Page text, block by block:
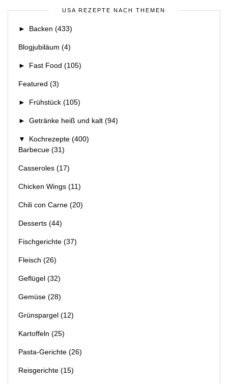
USA REZEPTE NACH THEMEN
► Backen (433)
Blogjubiläum (4)
► Fast Food (105)
Featured (3)
► Frühstück (105)
► Getränke heiß und kalt (94)
▼ Kochrezepte (400)
Barbecue (31)
Casseroles (17)
Chicken Wings (11)
Chili con Carne (20)
Desserts (44)
Fischgerichte (37)
Fleisch (26)
Geflügel (32)
Gemüse (28)
Grünspargel (12)
Kartoffeln (25)
Pasta-Gerichte (26)
Reisgerichte (15)